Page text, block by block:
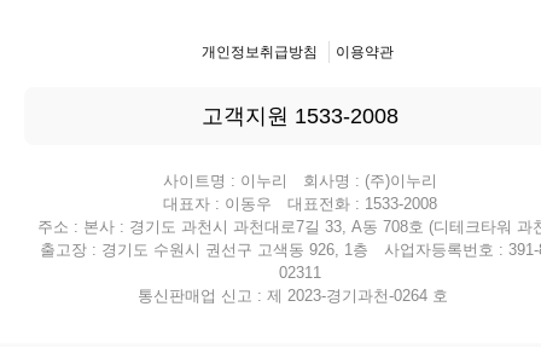
개인정보취급방침 이용약관
고객지원 1533-2008
사이트명 : 이누리 회사명 : (주)이누리
대표자 : 이동우 대표전화 : 1533-2008
주소 : 본사 : 경기도 과천시 과천대로7길 33, A동 708호 (디테크타워 과
출고장 : 경기도 수원시 권선구 고색동 926, 1층 사업자등록번호 : 391-
02311
통신판매업 신고 : 제 2023-경기과천-0264 호